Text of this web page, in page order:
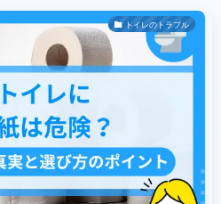
トイレのトラブル